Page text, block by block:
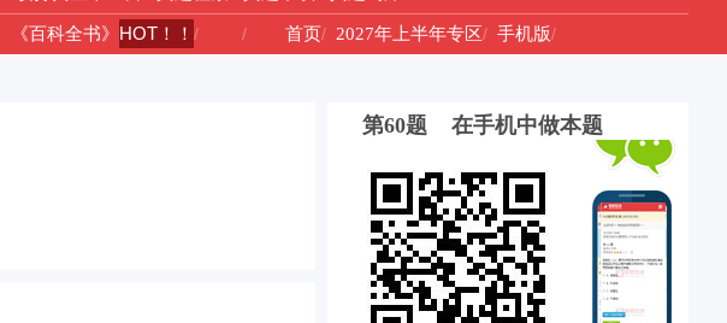
《百科全书》 HOT！！ / / 首页/ 2027年上半年专区/ 手机版/
第60题 在手机中做本题